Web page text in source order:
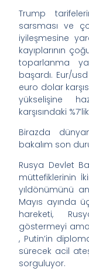
Trump
sarsması ve
iyileşmesine
kayıplarının
toparlanma
başardı. Eur/
euro dolar
yükselişine
karşısındaki
Birazda
bakalım son
Rusya Devlet
müttefiklerinin
yıldönümünü
Mayıs ayında
hareketi,
göstermeyi
, Putin’in
sürecek acil
sorguluyor.